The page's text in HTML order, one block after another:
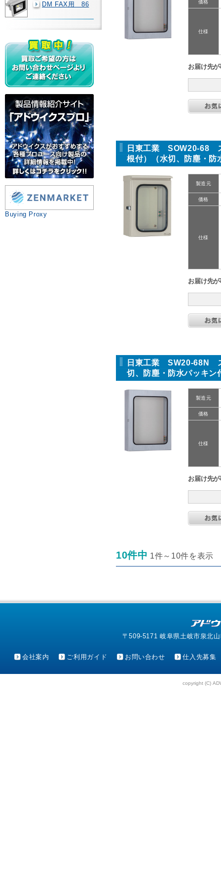
DM FAX用 86
Buying Proxy
価格
仕様
お届け先
日東工業 SOW20-68
根付）（水切、防塵・防
製造元
価格
仕様
お届け先
日東工業 SW20-68N
切、防塵・防水パッキン
製造元
価格
仕様
お届け先
10件中 1件～10件を表示
〒509-5171 岐阜県土岐市泉北
会社案内 ご利用ガイド お問い合わせ 仕入先募集
copyright (C)